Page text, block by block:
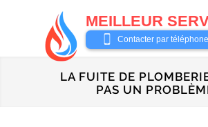
MEILLEUR
0487 62 69
Contacter par
LA FUITE DE
PAS UN